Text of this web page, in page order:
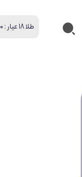
طلا 18 عیار :